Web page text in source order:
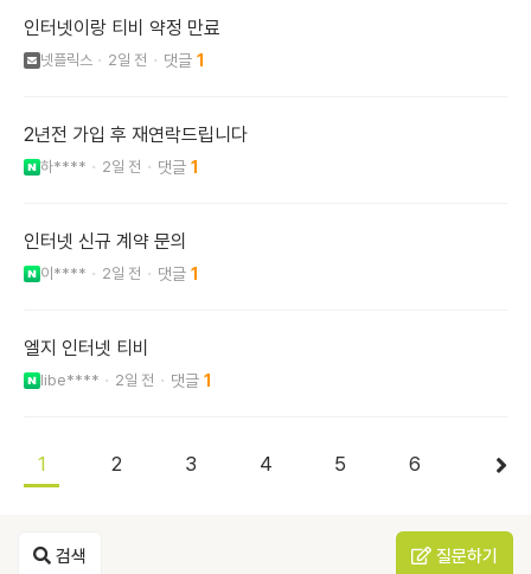
인터넷이랑 티비 약정 만료
넷플릭스 2일 전 1
2년전 가입 후 재연락드립니다
하**** 2일 전 1
인터넷 신규 계약 문의
이**** 2일 전 1
엘지 인터넷 티비
libe**** 2일 전 1
1 2 3 4 5 6
검색 질문하기